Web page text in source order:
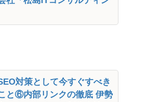
対策として今すぐすべき
と⑥内部リンクの徹底 伊勢